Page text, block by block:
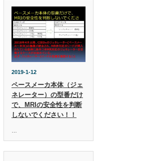
2019-1-12
ペースメーカ本体（ジェ
ネレーター）の型番だけ
で、MRIの安全性を判断
しないでください！！